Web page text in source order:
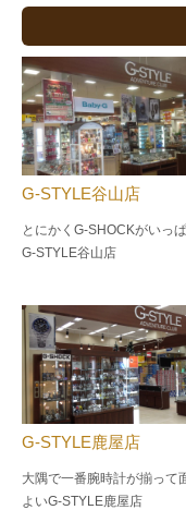
G-STYLE谷山店
とにかくG-SHOCKがいっ
G-STYLE谷山店
G-STYLE鹿屋店
大隅で一番腕時計が揃って
よいG-STYLE鹿屋店